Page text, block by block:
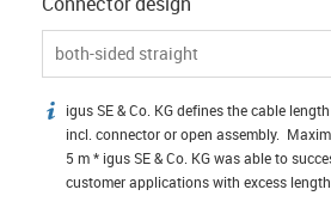
both-sided straight
igus-icon-info
igus SE & Co. KG defines the cable
incl. connector or open assembly.
5 m * igus SE & Co. KG was able to
customer applications with excess